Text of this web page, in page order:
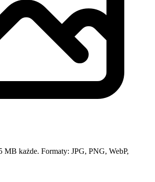
MB każde. Formaty: JPG, PNG, WebP,